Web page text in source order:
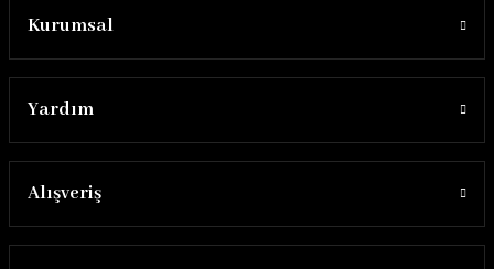
Kurumsal
Yardım
Alışveriş